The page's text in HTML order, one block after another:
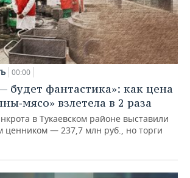
00:00
будет фантастика»: как цена
взлетела в 2 раза
в Тукаевском районе выставили
ценником — 237,7 млн руб., но торги